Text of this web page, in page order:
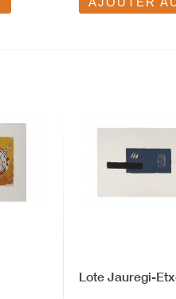
Lote Jauregi-